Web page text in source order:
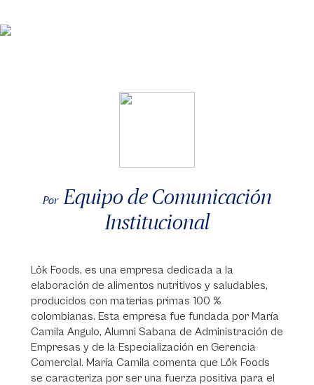
Por Equipo de Comunicación
Institucional
Lök Foods, es una empresa dedicada a la
elaboración de alimentos nutritivos y saludables,
producidos con materias primas 100 %
colombianas. Esta empresa fue fundada por María
Camila Angulo, Alumni Sabana de Administración de
Empresas y de la Especialización en Gerencia
Comercial. María Camila comenta que Lök Foods
se caracteriza por ser una fuerza positiva para el